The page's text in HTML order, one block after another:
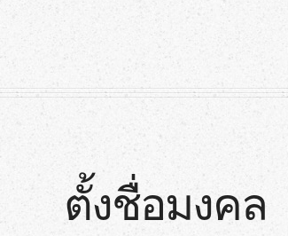
ตั้งชื่อมงคล